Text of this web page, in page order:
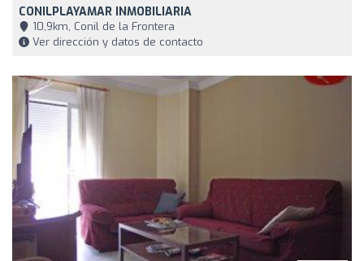
CONILPLAYAMAR INMOBILIARIA
10,9km, Conil de la Frontera
Ver dirección y datos de contacto